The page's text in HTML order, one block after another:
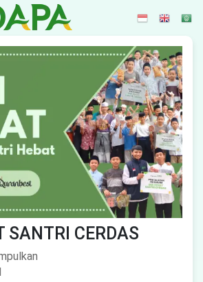
SANTRI CERDAS